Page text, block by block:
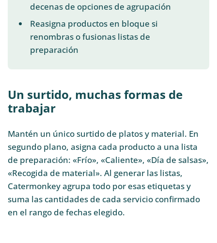
decenas de opciones de agrupación
Reasigna productos en bloque si
renombras o fusionas listas de
preparación
Un surtido, muchas formas de
trabajar
Mantén un único surtido de platos y material. En
segundo plano, asigna cada producto a una lista
de preparación: «Frío», «Caliente», «Día de salsas»,
«Recogida de material». Al generar las listas,
Catermonkey agrupa todo por esas etiquetas y
suma las cantidades de cada servicio confirmado
en el rango de fechas elegido.